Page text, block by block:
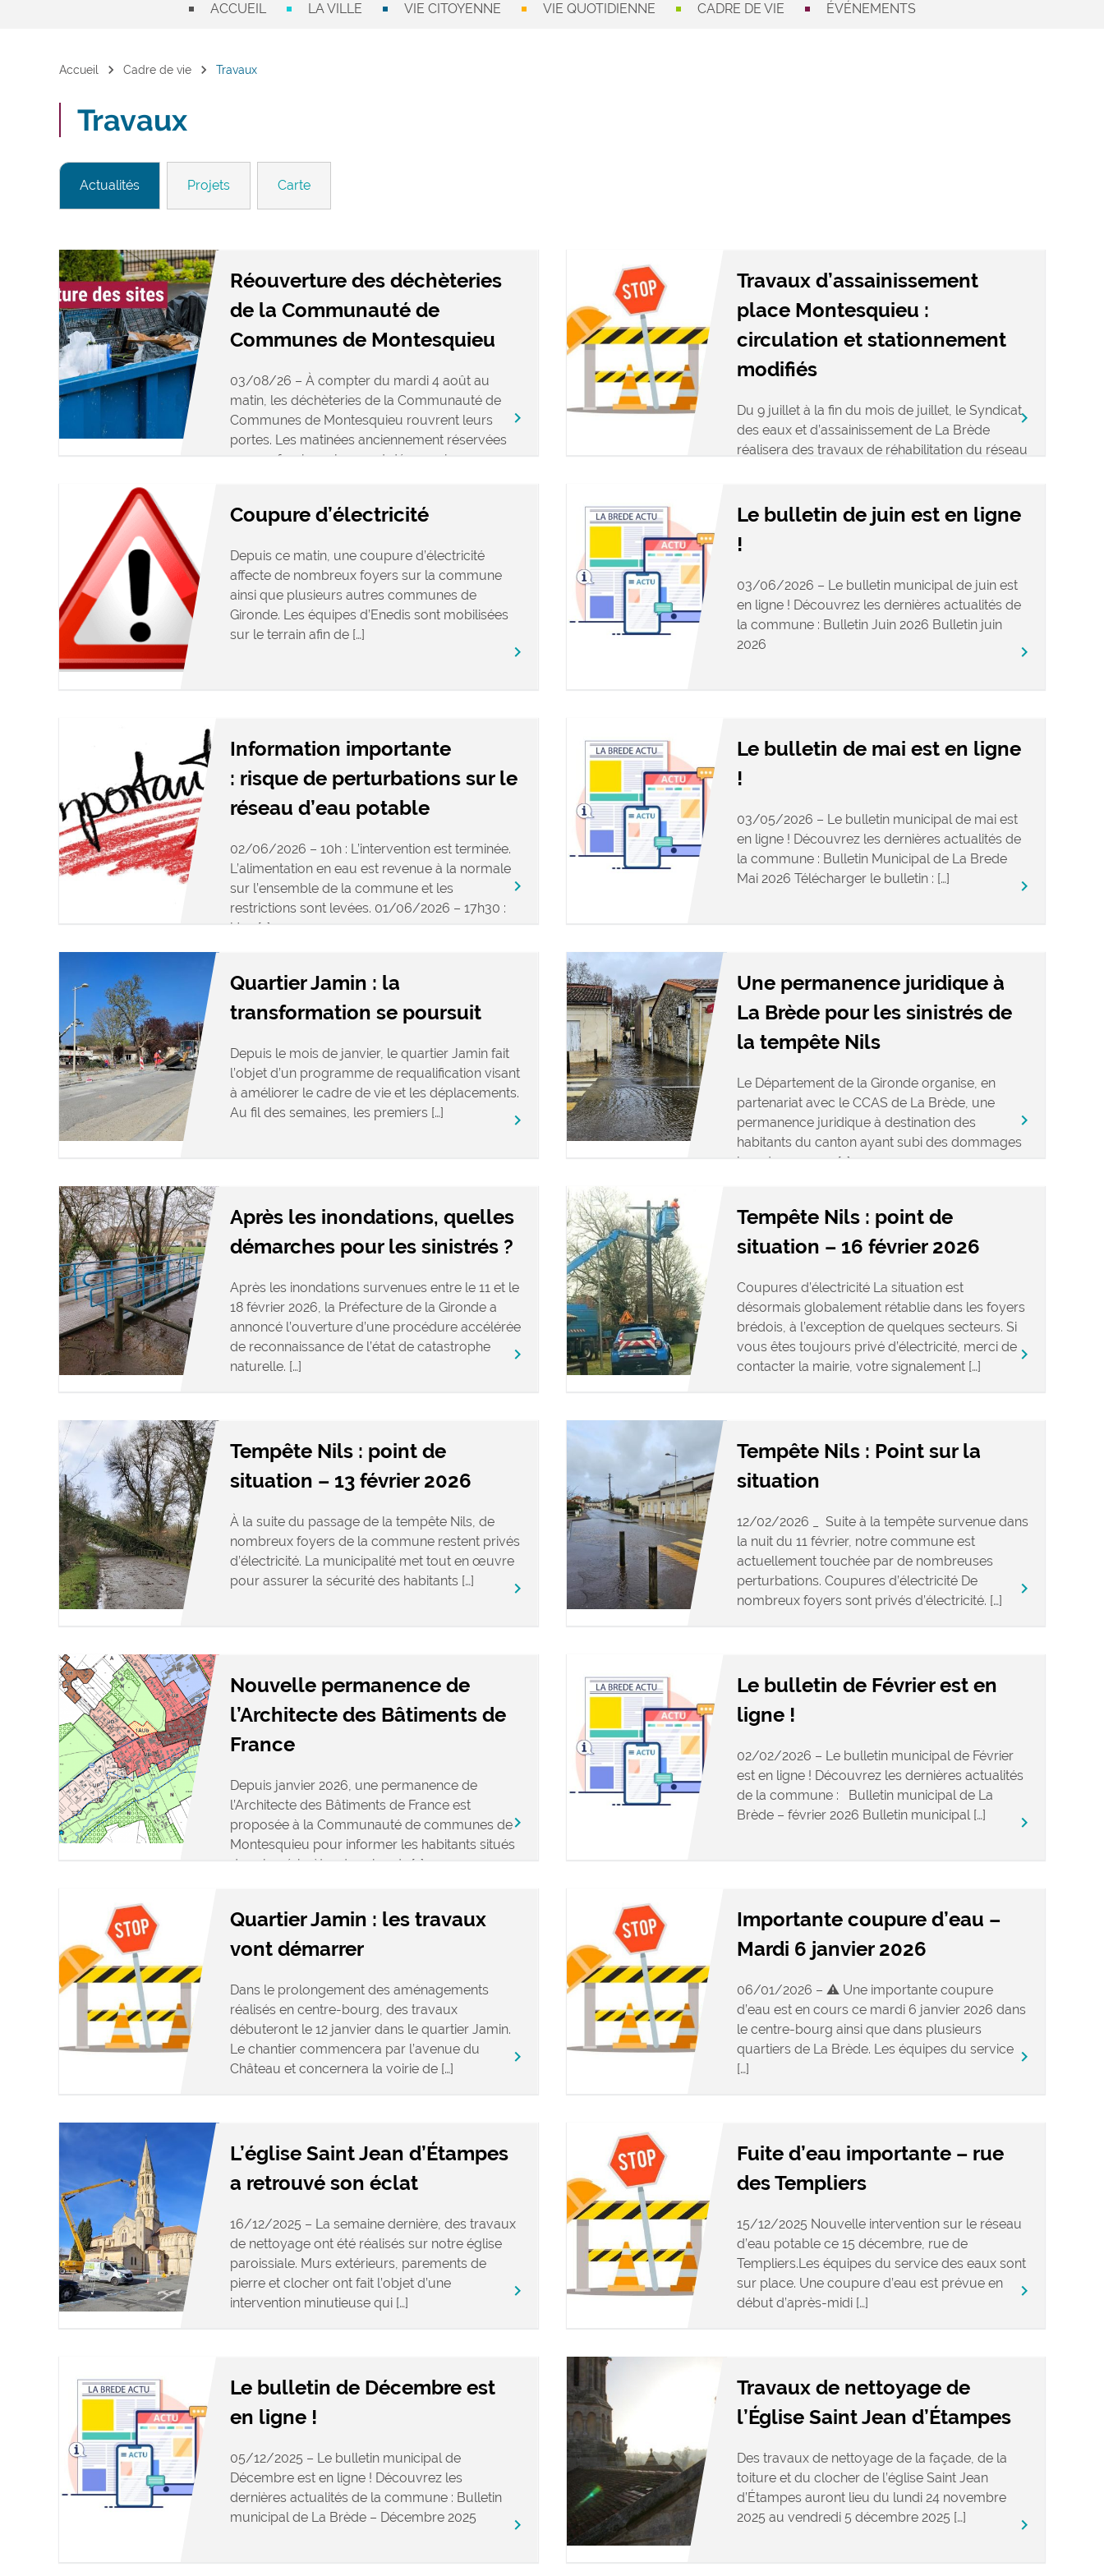
ACCUEIL LA VILLE VIE CITOYENNE VIE QUOTIDIENNE CADRE DE VIE ÉVÉNEMENTS
Accueil chevron_right Cadre de vie chevron_right Travaux
Travaux
Actualités Projets Carte
Réouverture des déchèteries
de la Communauté de
Communes de Montesquieu
03/08/26 – À compter du mardi 4 août au
matin, les déchèteries de la Communauté de
Communes de Montesquieu rouvrent leurs
portes. Les matinées anciennement réservées
aux professionnels seront désormais
keyboard_arrow_right
Travaux d’assainissement
place Montesquieu :
circulation et stationnement
modifiés
Du 9 juillet à la fin du mois de juillet, le Syndicat
des eaux et d’assainissement de La Brède
réalisera des travaux de réhabilitation du réseau
keyboard_arrow_right
Coupure d’électricité
Depuis ce matin, une coupure d’électricité
affecte de nombreux foyers sur la commune
ainsi que plusieurs autres communes de
Gironde. Les équipes d’Enedis sont mobilisées
sur le terrain afin de […]
keyboard_arrow_right
Le bulletin de juin est en ligne
!
03/06/2026 – Le bulletin municipal de juin est
en ligne ! Découvrez les dernières actualités de
la commune : Bulletin Juin 2026 Bulletin juin
2026
keyboard_arrow_right
Information importante
: risque de perturbations sur le
réseau d’eau potable
02/06/2026 – 10h : L’intervention est terminée.
L’alimentation en eau est revenue à la normale
sur l’ensemble de la commune et les
restrictions sont levées. 01/06/2026 – 17h30 :
Une […]
keyboard_arrow_right
Le bulletin de mai est en ligne
!
03/05/2026 – Le bulletin municipal de mai est
en ligne ! Découvrez les dernières actualités de
la commune : Bulletin Municipal de La Brede
Mai 2026 Télécharger le bulletin : […]
keyboard_arrow_right
Quartier Jamin : la
transformation se poursuit
Depuis le mois de janvier, le quartier Jamin fait
l’objet d’un programme de requalification visant
à améliorer le cadre de vie et les déplacements.
Au fil des semaines, les premiers […]
keyboard_arrow_right
Une permanence juridique à
La Brède pour les sinistrés de
la tempête Nils
Le Département de la Gironde organise, en
partenariat avec le CCAS de La Brède, une
permanence juridique à destination des
habitants du canton ayant subi des dommages
lors du passage […]
keyboard_arrow_right
Après les inondations, quelles
démarches pour les sinistrés ?
Après les inondations survenues entre le 11 et le
18 février 2026, la Préfecture de la Gironde a
annoncé l’ouverture d’une procédure accélérée
de reconnaissance de l’état de catastrophe
naturelle. […]
keyboard_arrow_right
Tempête Nils : point de
situation – 16 février 2026
Coupures d’électricité La situation est
désormais globalement rétablie dans les foyers
brédois, à l’exception de quelques secteurs. Si
vous êtes toujours privé d’électricité, merci de
contacter la mairie, votre signalement […]
keyboard_arrow_right
Tempête Nils : point de
situation – 13 février 2026
À la suite du passage de la tempête Nils, de
nombreux foyers de la commune restent privés
d’électricité. La municipalité met tout en œuvre
pour assurer la sécurité des habitants […]
keyboard_arrow_right
Tempête Nils : Point sur la
situation
12/02/2026 _ Suite à la tempête survenue dans
la nuit du 11 février, notre commune est
actuellement touchée par de nombreuses
perturbations. Coupures d’électricité De
nombreux foyers sont privés d’électricité. […]
keyboard_arrow_right
Nouvelle permanence de
l’Architecte des Bâtiments de
France
Depuis janvier 2026, une permanence de
l’Architecte des Bâtiments de France est
proposée à la Communauté de communes de
Montesquieu pour informer les habitants situés
dans le périmètre des abords […]
keyboard_arrow_right
Le bulletin de Février est en
ligne !
02/02/2026 – Le bulletin municipal de Février
est en ligne ! Découvrez les dernières actualités
de la commune : Bulletin municipal de La
Brède – février 2026 Bulletin municipal […]
keyboard_arrow_right
Quartier Jamin : les travaux
vont démarrer
Dans le prolongement des aménagements
réalisés en centre-bourg, des travaux
débuteront le 12 janvier dans le quartier Jamin.
Le chantier commencera par l’avenue du
Château et concernera la voirie de […]
keyboard_arrow_right
Importante coupure d’eau –
Mardi 6 janvier 2026
06/01/2026 – ⚠️ Une importante coupure
d’eau est en cours ce mardi 6 janvier 2026 dans
le centre-bourg ainsi que dans plusieurs
quartiers de La Brède. Les équipes du service
[…]
keyboard_arrow_right
L’église Saint Jean d’Étampes
a retrouvé son éclat
16/12/2025 – La semaine dernière, des travaux
de nettoyage ont été réalisés sur notre église
paroissiale. Murs extérieurs, parements de
pierre et clocher ont fait l’objet d’une
intervention minutieuse qui […]
keyboard_arrow_right
Fuite d’eau importante – rue
des Templiers
15/12/2025 Nouvelle intervention sur le réseau
d’eau potable ce 15 décembre, rue de
Templiers.Les équipes du service des eaux sont
sur place. Une coupure d’eau est prévue en
début d’après-midi […]
keyboard_arrow_right
Le bulletin de Décembre est
en ligne !
05/12/2025 – Le bulletin municipal de
Décembre est en ligne ! Découvrez les
dernières actualités de la commune : Bulletin
municipal de La Brède – Décembre 2025
keyboard_arrow_right
Travaux de nettoyage de
l’Église Saint Jean d’Étampes
Des travaux de nettoyage de la façade, de la
toiture et du clocher de l’église Saint Jean
d’Étampes auront lieu du lundi 24 novembre
2025 au vendredi 5 décembre 2025 […]
keyboard_arrow_right